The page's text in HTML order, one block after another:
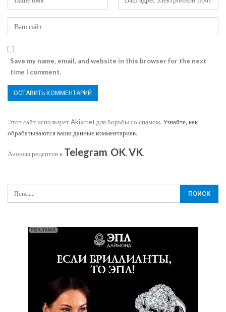
Save my name, email, and website in this browser for the next
time I comment.
Этот сайт использует Akismet для борьбы со спамом. Узнайте, как
обрабатываются ваши данные комментариев.
Анонсы рецептов в Telegram, OK, VK.